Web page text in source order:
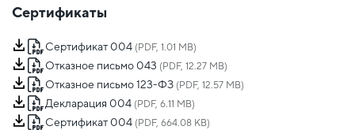
Сертификаты
Сертификат 004 (PDF, 1.01 MB)
Отказное письмо 043 (PDF, 12.27 MB)
Отказное письмо 123-ФЗ (PDF, 12.57 MB)
Декларация 004 (PDF, 6.11 MB)
Сертификат 004 (PDF, 664.08 KB)